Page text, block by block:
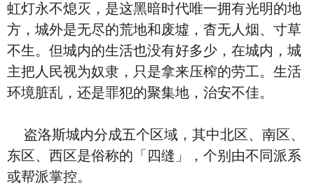
虹灯永不熄灭，是这黑暗时代唯一拥有光明的地
方，城外是无尽的荒地和废墟，杳无人烟、寸草
不生。但城内的生活也没有好多少，在城内，城
主把人民视为奴隶，只是拿来压榨的劳工。生活
环境脏乱，还是罪犯的聚集地，治安不佳。
盗洛斯城内分成五个区域，其中北区、南区、
东区、西区是俗称的「四缝」，个别由不同派系
或帮派掌控。